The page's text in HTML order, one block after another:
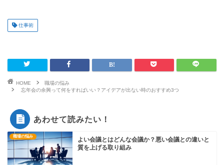
仕事術
HOME
職場の悩み
忘年会の余興って何をすればいい？アイデアが出ない時のおすすめ3つ
あわせて読みたい！
職場の悩み
よい会議とはどんな会議か？悪い会議との違いと
質を上げる取り組み